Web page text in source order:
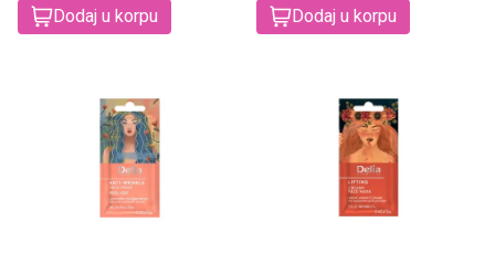
Dodaj u korpu Dodaj u korpu